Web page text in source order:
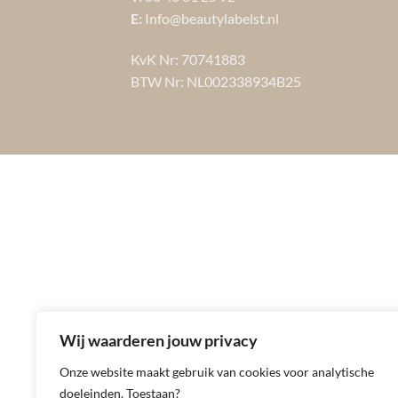
Wij waarderen jouw privacy
Onze website maakt gebruik van cookies voor analytische
doeleinden. Toestaan?
E: Info@beautylabelst.nl
KvK Nr: 70741883
BTW Nr: NL002338934B25